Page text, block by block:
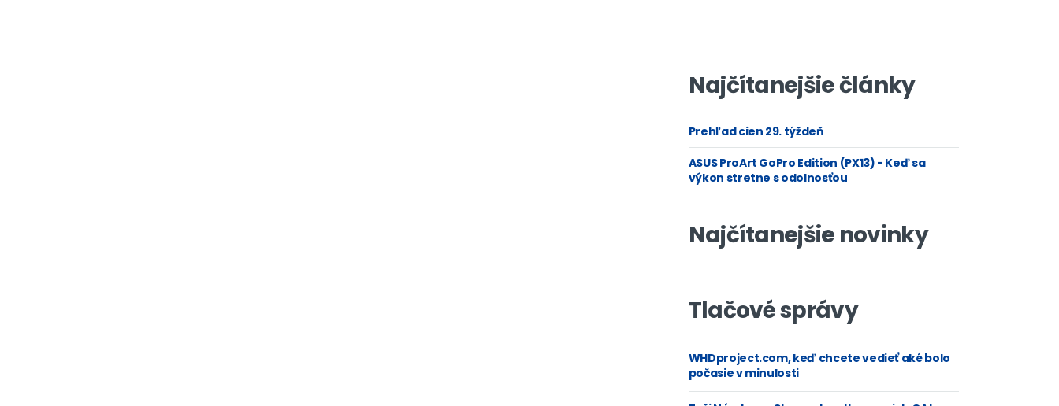
Najčítanejšie články
Prehľad cien 29. týždeň
ASUS ProArt GoPro Edition (PX13) - Keď sa
výkon stretne s odolnosťou
Najčítanejšie novinky
Tlačové správy
WHDproject.com, keď chcete vedieť aké bolo
počasie v minulosti